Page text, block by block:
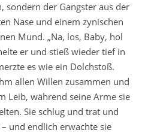
sondern der Gangster aus der
Nase und einem zynischen
Mund. „Na, los, Baby, hol
er und stieß wieder tief in
es wie ein Dolchstoß.
allen Willen zusammen und
Leib, während seine Arme sie
Sie schlug und trat und
und endlich erwachte sie